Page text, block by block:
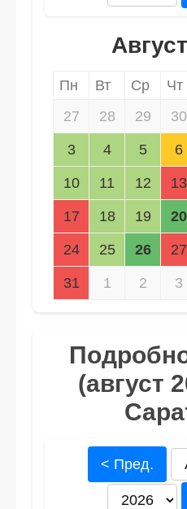
Пн Вт Ср Чт
27
28 29 30
3 4 5 6
10 11 12 13
17 18 19 20
24 25 26 27
31 1 2 3
(август
< Пред.